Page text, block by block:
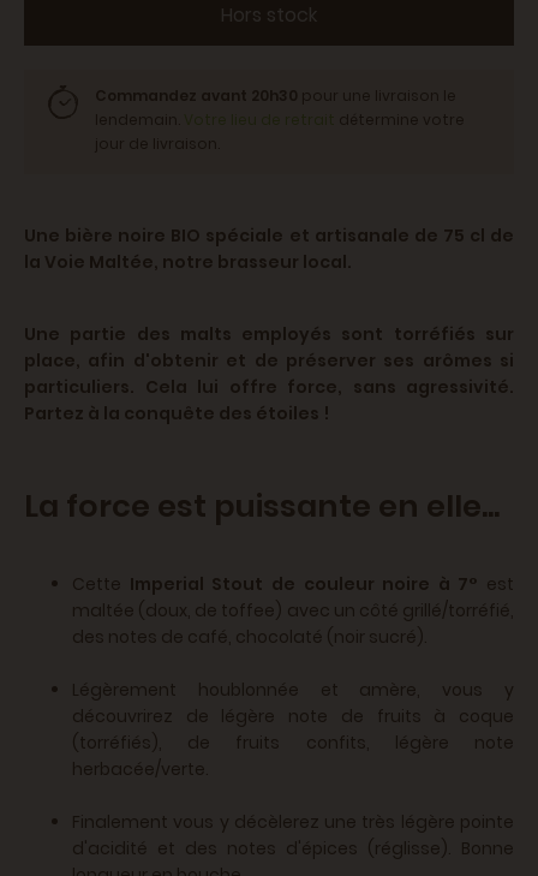
Hors stock
Une bière noire BIO spéciale et artisanale de 75 cl de
la Voie Maltée, notre brasseur local.
Une partie des malts employés sont torréfiés sur
place, afin d'obtenir et de préserver ses arômes si
particuliers. Cela lui offre force, sans agressivité.
Partez à la conquête des étoiles !
La force est puissante en elle...
Cette Imperial Stout de couleur noire à 7° est
maltée (doux, de toffee) avec un côté grillé/torréfié,
des notes de café, chocolaté (noir sucré).
Légèrement houblonnée et amère, vous y
découvrirez de légère note de fruits à coque
(torréfiés), de fruits confits, légère note
herbacée/verte.
Finalement vous y décèlerez une très légère pointe
d'acidité et des notes d'épices (réglisse). Bonne